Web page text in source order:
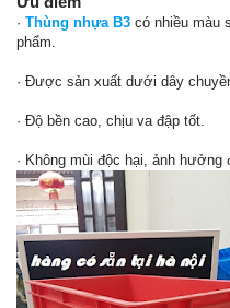
· Thùng nhựa B3 có nhiều màu
phẩm.
· Được sản xuất dưới dây
· Độ bền cao, chịu va đập tốt.
· Không mùi độc hại, ảnh hưởng